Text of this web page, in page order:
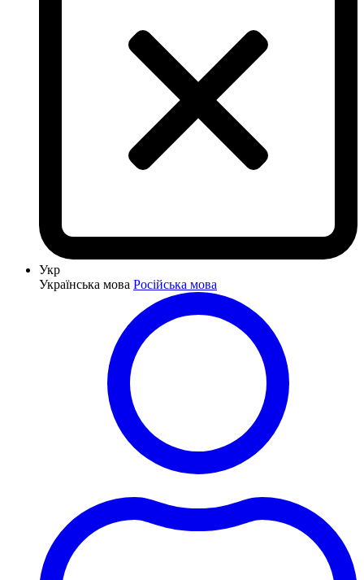
Укр
Українська мова Російська мова